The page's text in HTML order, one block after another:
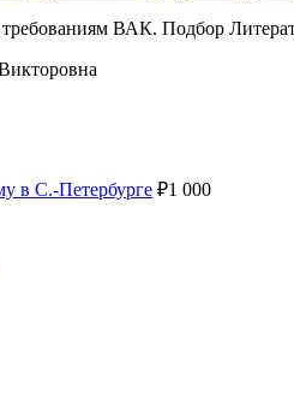
ВАК. Подбор
в С.-Петербурге ₽1 000